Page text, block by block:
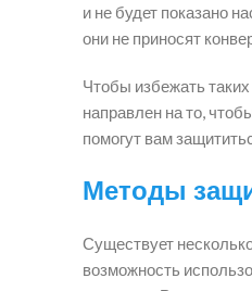
и не будет показано
они не приносят
Чтобы избежать
направлен на то,
помогут вам
Методы
Существует
возможность